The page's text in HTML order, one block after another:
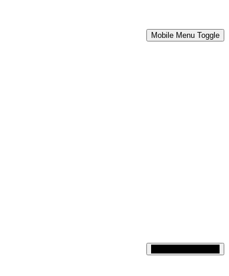
Mobile Menu Toggle